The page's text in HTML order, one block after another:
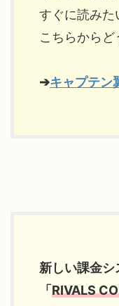
すぐに読みた
こちらからど
➔キャプテン
新しい課金シ
「 RIVALS